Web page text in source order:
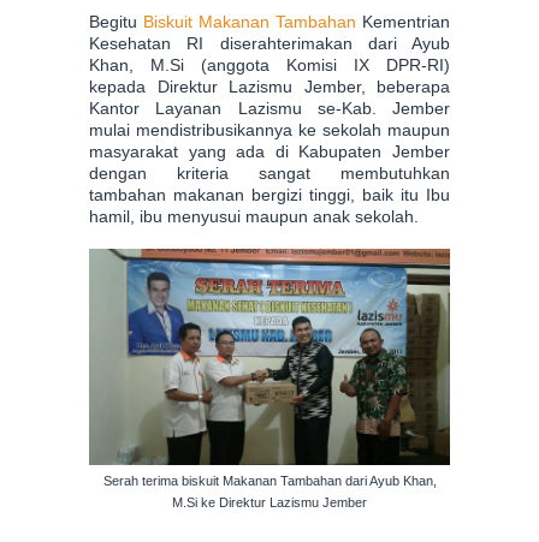
Begitu Biskuit Makanan Tambahan Kementrian
Kesehatan RI diserahterimakan dari Ayub
Khan, M.Si (anggota Komisi IX DPR-RI)
kepada Direktur Lazismu Jember, beberapa
Kantor Layanan Lazismu se-Kab. Jember
mulai mendistribusikannya ke sekolah maupun
masyarakat yang ada di Kabupaten Jember
dengan kriteria sangat membutuhkan
tambahan makanan bergizi tinggi, baik itu Ibu
hamil, ibu menyusui maupun anak sekolah.
Serah terima biskuit Makanan Tambahan dari Ayub Khan,
M.Si ke Direktur Lazismu Jember